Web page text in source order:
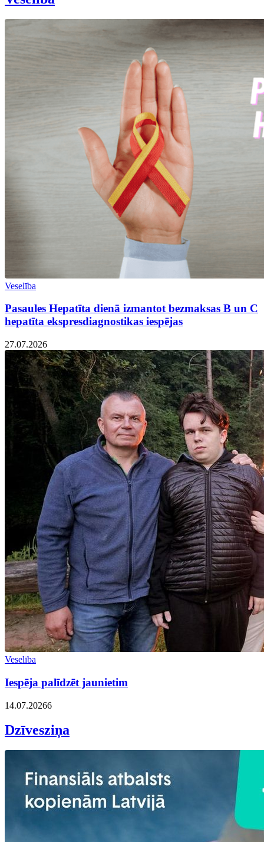
Veselība
Pasaules Hepatīta dienā izmantot bezmaksas B un C
hepatīta ekspresdiagnostikas iespējas
27.07.2026
Veselība
Iespēja palīdzēt jaunietim
14.07.20266
Dzīvesziņa